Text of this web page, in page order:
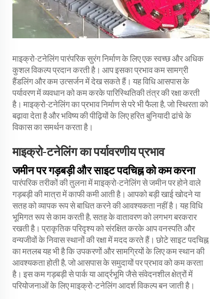
माइक्रो-टनेलिंग पारंपरिक सुरंग निर्माण के लिए एक स्वच्छ और अधिक
कुशल विकल्प प्रदान करती है। आप इसका प्रभाव कम सामग्री
हैंडलिंग और कम उत्सर्जन में देख सकते हैं। यह विधि आसपास के
पर्यावरण में व्यवधान को कम करके पारिस्थितिकी तंत्र की रक्षा करती
है। माइक्रो-टनेलिंग का प्रभाव निर्माण से परे भी फैला है, जो स्थिरता को
बढ़ावा देता है और भविष्य की पीढ़ियों के लिए हरित बुनियादी ढांचे के
विकास का समर्थन करता है।
माइक्रो-टनेलिंग का पर्यावरणीय प्रभाव
जमीन पर गड़बड़ी और साइट पदचिह्न को कम करना
पारंपरिक तरीकों की तुलना में माइक्रो-टनेलिंग से जमीन पर होने वाले
गड़बड़ी की मात्रा में काफी कमी आती है। आपको बड़ी खाई खोदने या
सतह को व्यापक रूप से बाधित करने की आवश्यकता नहीं है। यह विधि
भूमिगत रूप से काम करती है, सतह के वातावरण को लगभग बरकरार
रखती है। प्राकृतिक परिदृश्य को संरक्षित करके आप वनस्पति और
वन्यजीवों के निवास स्थानों की रक्षा में मदद करते हैं। छोटे साइट पदचिह्न
का मतलब यह भी है कि उपकरणों और सामग्रियों के लिए कम स्थान की
आवश्यकता होती है, जो आसपास के समुदायों पर प्रभाव को कम करता
है। इस कम गड़बड़ी से पार्क या आर्द्रभूमि जैसे संवेदनशील क्षेत्रों में
परियोजनाओं के लिए माइक्रो-टनेलिंग आदर्श विकल्प बन जाती है।